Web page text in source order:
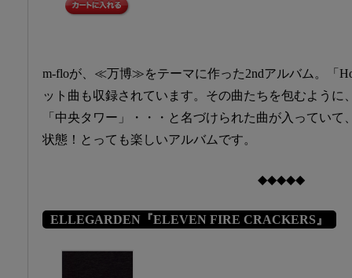
m-floが、≪万博≫をテーマに作った2ndアルバム。「
ット曲も収録されています。その曲たちを包むように
「中央タワー」・・・と名づけられた曲が入ってい
状態！とっても楽しいアルバムです。
◆◆◆◆◆
ELLEGARDEN『ELEVEN FIRE CRACKERS』